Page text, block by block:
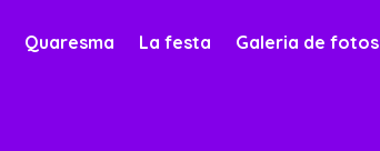
Quaresma La festa Galeria de fotos